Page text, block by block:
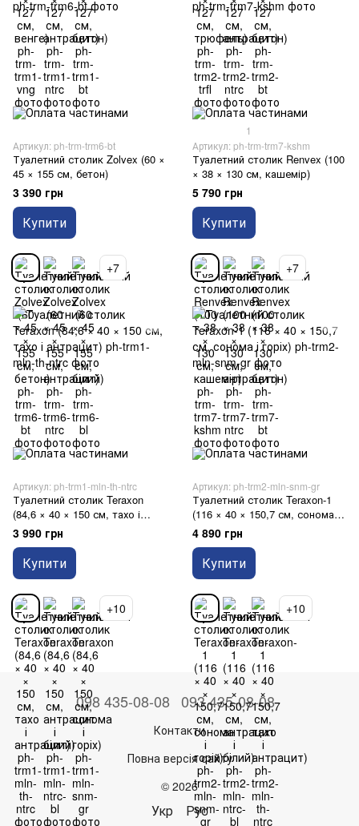
Артикул: ph-trm-trm6-bt
Туалетний столик Zolvex (60 ×
45 × 155 см, бетон)
3 390 грн
Купити
+7
1
Артикул: ph-trm-trm7-kshm
Туалетний столик Renvex (100
× 38 × 130 см, кашемір)
5 790 грн
Купити
+7
Артикул: ph-trm1-mln-th-ntrc
Туалетний столик Teraxon
(84,6 × 40 × 150 см, тахо і
антрацит)
3 990 грн
Купити
+10
Артикул: ph-trm2-mln-snm-gr
Туалетний столик Teraxon-1
(116 × 40 × 150,7 см, сонома і
горіх)
4 890 грн
Купити
+10
098 435-08-08 093 435-08-08
Контакти
Повна версія сайту
© 2026
Укр Рус